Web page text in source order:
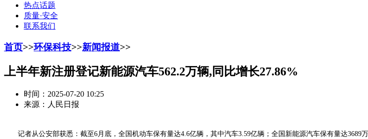
热点话题
质量·安全
联系我们
首页>>环保科技>>新闻报道>>
上半年新注册登记新能源汽车562.2万辆,同比增长27.86%
时间：2025-07-20 10:25
来源：人民日报
记者从公安部获悉：截至6月底，全国机动车保有量达4.6亿辆，其中汽车3.59亿辆；全国新能源汽车保有量达3689